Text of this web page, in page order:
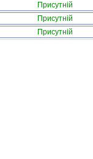
Присутній
Присутній
Присутній